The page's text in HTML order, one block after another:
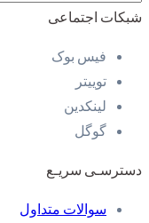
شبکات اجتماعی
فیس بوک
توییتر
لینکدین
گوگل
دسترسـی سریـع
سوالات متداول